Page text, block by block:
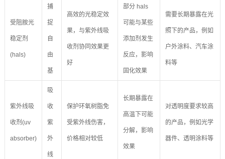
受阻胺光
稳定剂
(hals)
捕
捉
自
由
基
高效的光稳定效
果，与紫外线吸
收剂协同效果更
好
部分 hals
可能与某些
添加剂发生
反应，影响
固化效果
需要长期暴露在光
照下的产品，例如
户外涂料、汽车涂
料等
紫外线吸
收剂(uv
absorber)
吸
收
紫
外
线
保护环氧树脂免
受紫外线伤害，
价格相对较低
长期暴露在
高温下可能
分解，影响
效果
对透明度要求较高
的产品，例如光学
器件、透明涂料等